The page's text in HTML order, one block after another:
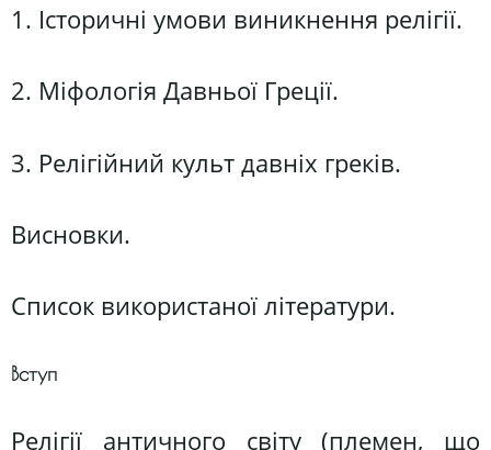
1. Історичні умови виникнення релігії.
2. Міфологія Давньої Греції.
3. Релігійний культ давніх греків.
Висновки.
Список використаної літератури.
Вступ
Релігії античного світу (племен, що